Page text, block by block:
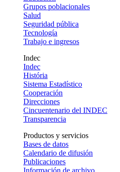
Grupos poblacionales
Salud
Seguridad pública
Tecnología
Trabajo e ingresos
Indec
Indec
História
Sistema Estadístico
Cooperación
Direcciones
Cincuentenario del INDEC
Transparencia
Productos y servicios
Bases de datos
Calendario de difusión
Publicaciones
Información de archivo